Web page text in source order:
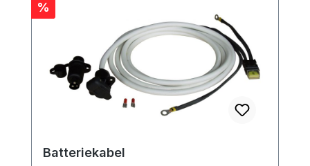
Rabatt
%
Batteriekabel